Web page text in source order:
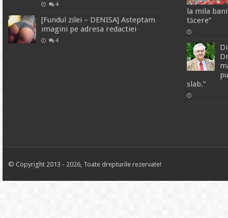
4
[Fundul zilei – DENISA] Asteptam
imagini pe adresa redactiei
4
la mila
tăcere”
slab.”
© Copyright 2013 - 2026, Toate drepturile rezervate!